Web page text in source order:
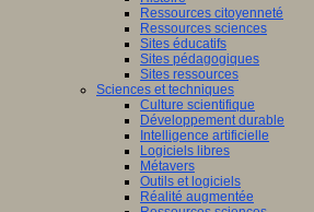
Ressources citoyenneté
Ressources sciences
Sites éducatifs
Sites pédagogiques
Sites ressources
Sciences et techniques
Culture scientifique
Développement durable
Intelligence artificielle
Logiciels libres
Métavers
Outils et logiciels
Réalité augmentée